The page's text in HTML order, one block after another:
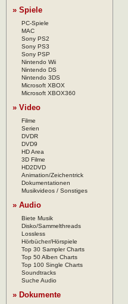
» Spiele
PC-Spiele
MAC
Sony PS2
Sony PS3
Sony PSP
Nintendo Wii
Nintendo DS
Nintendo 3DS
Microsoft XBOX
Microsoft XBOX360
» Video
Filme
Serien
DVDR
DVD9
HD Area
3D Filme
HD2DVD
Animation/Zeichentrick
Dokumentationen
Musikvideos / Sonstiges
» Audio
Biete Musik
Disko/Sammelthreads
Lossless
Hörbücher/Hörspiele
Top 30 Sampler Charts
Top 50 Alben Charts
Top 100 Single Charts
Soundtracks
Suche Audio
» Dokumente